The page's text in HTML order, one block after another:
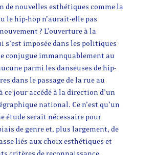
de nouvelles esthétiques comme la
le hip-hop n’aurait-elle pas
? L’ouverture à la
s’est imposée dans les politiques
conjugue immanquablement au
parmi les danseuses de hip-
dans le passage de la rue au
ce jour accédé à la direction d’un
national. Ce n’est qu’un
étude serait nécessaire pour
de genre et, plus largement, de
liés aux choix esthétiques et